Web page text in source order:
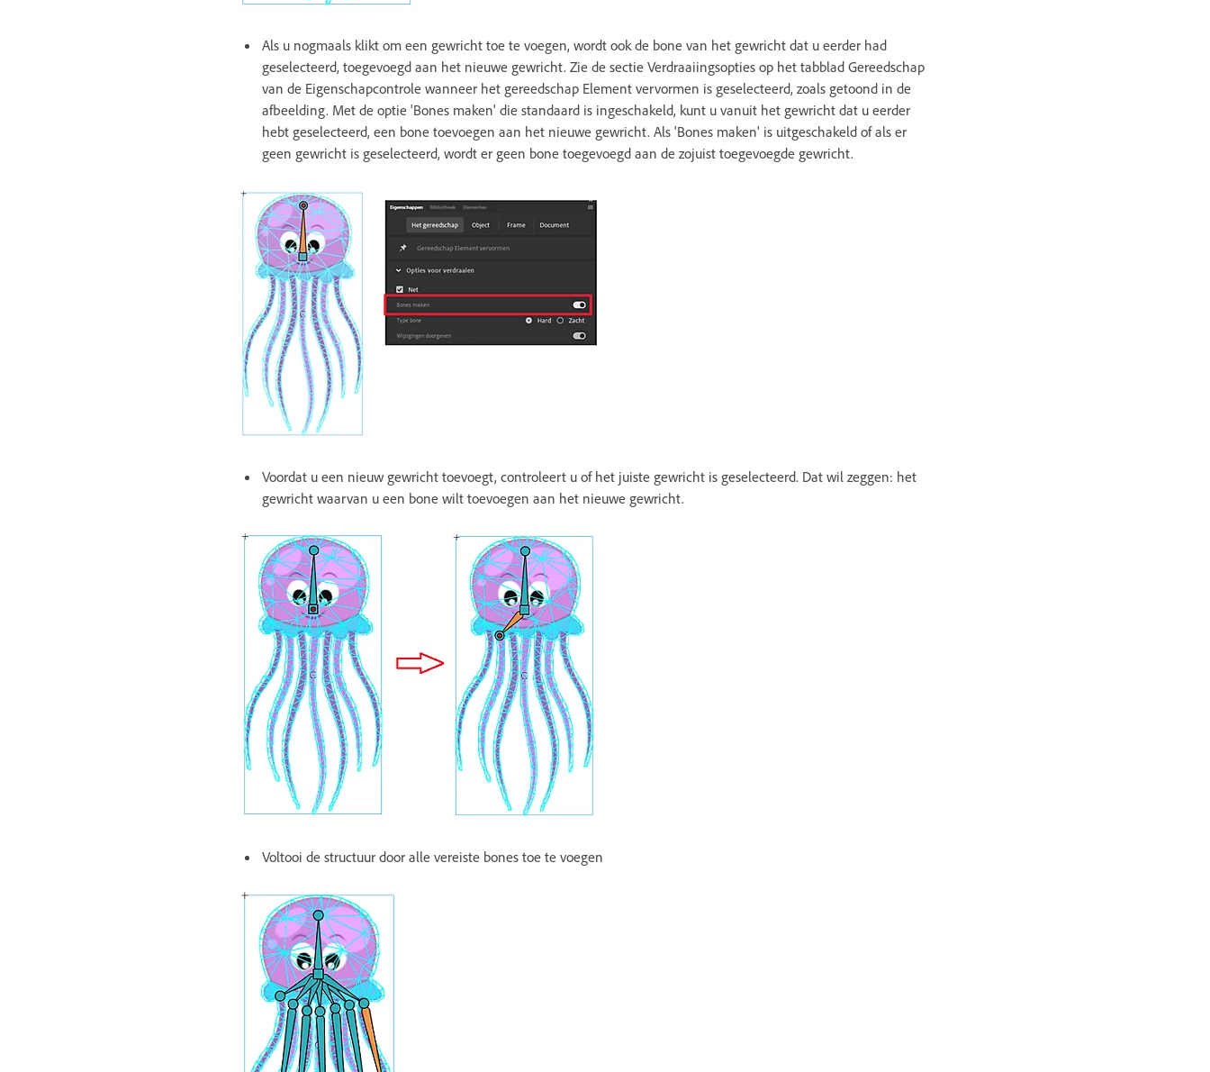
Als u nogmaals klikt om een gewricht toe te voegen, wordt ook de bone van het gewricht dat u eerder had
geselecteerd, toegevoegd aan het nieuwe gewricht. Zie de sectie Verdraaiingsopties op het tabblad Gereedschap
van de Eigenschapcontrole wanneer het gereedschap Element vervormen is geselecteerd, zoals getoond in de
afbeelding. Met de optie 'Bones maken' die standaard is ingeschakeld, kunt u vanuit het gewricht dat u eerder
hebt geselecteerd, een bone toevoegen aan het nieuwe gewricht. Als 'Bones maken' is uitgeschakeld of als er
geen gewricht is geselecteerd, wordt er geen bone toegevoegd aan de zojuist toegevoegde gewricht.
Voordat u een nieuw gewricht toevoegt, controleert u of het juiste gewricht is geselecteerd. Dat wil zeggen: het
gewricht waarvan u een bone wilt toevoegen aan het nieuwe gewricht.
Voltooi de structuur door alle vereiste bones toe te voegen